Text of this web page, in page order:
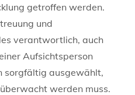
getroffen werden.
und
verantwortlich, auch
Aufsichtsperson
sorgfältig ausgewählt,
werden muss.